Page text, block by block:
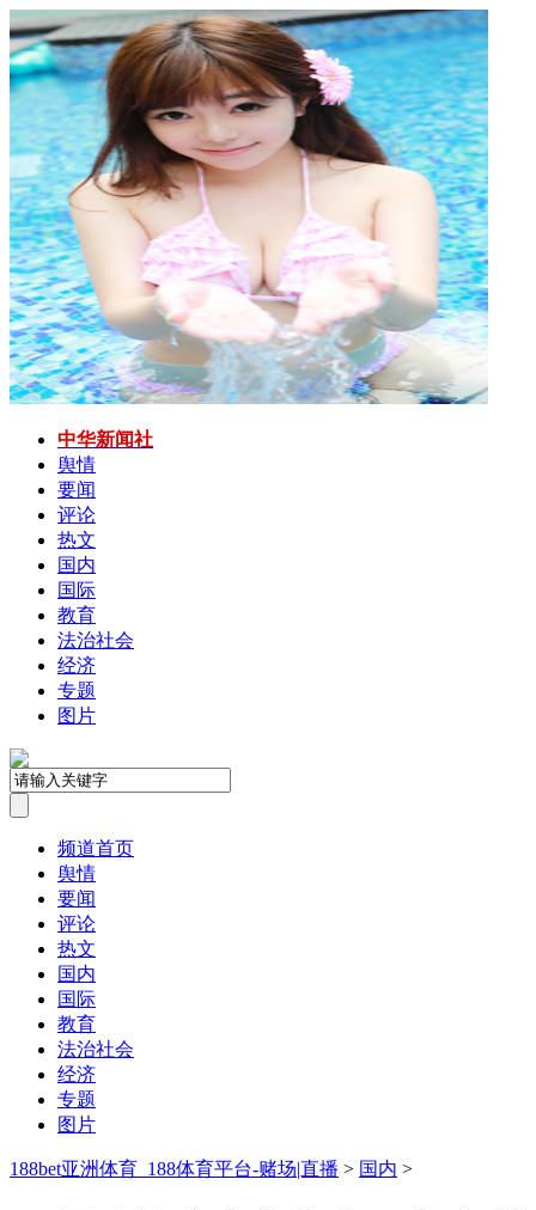
中华新闻社
舆情
要闻
评论
热文
国内
国际
教育
法治社会
经济
专题
图片
频道首页
舆情
要闻
评论
热文
国内
国际
教育
法治社会
经济
专题
图片
188bet亚洲体育_188体育平台-赌场|直播 > 国内 >